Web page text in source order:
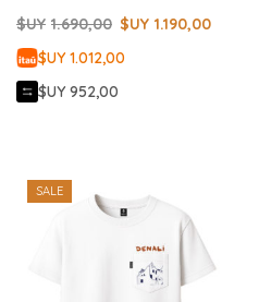
$UY 1.690,00 $UY 1.190,00
$UY 1.012,00
$UY 952,00
SALE